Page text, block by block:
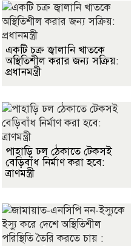
একটি চক্র জ্বালানি খাতকে
অস্থিতিশীল করার জন্য সক্রিয়:
প্রধানমন্ত্রী
পাহাড়ি ঢল ঠেকাতে টেকসই
বেড়িবাঁধ নির্মাণ করা হবে:
ত্রাণমন্ত্রী